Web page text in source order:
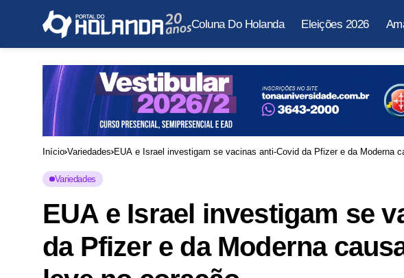
Coluna Do Holanda Eleições 2026
Início Variedades EUA e Israel investigam se vacinas anti-Covid da Pfizer e da Moderna
Variedades
EUA e Israel investigam se
da Pfizer e da Moderna